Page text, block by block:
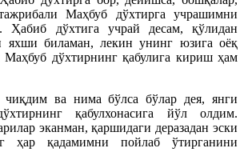
Маҳбуб дўхтирга учрашимни
Ҳабиб дўхтига учрай десам, қўлидан
яхши биламан, лекин унинг юзига оёқ
Маҳбуб дўхтирнинг қабулига кириш ҳам
чиқдим ва нима бўлса бўлар дея, янги
қабулхонасига йўл олдим.
эканман, қаршидаги деразадан эски
ҳар қадамимни пойлаб ўтирганини